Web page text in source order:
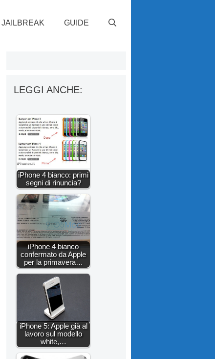
JAILBREAK GUIDE
LEGGI ANCHE:
iPhone 4 bianco: primi
segni di rinuncia?
iPhone 4 bianco
confermato da Apple
per la primavera…
iPhone 5: Apple già al
lavoro sul modello
white,…